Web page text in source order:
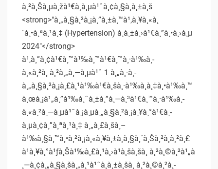
à¸²à¸Šà¸µà¸žà¹€à¸à¸µà¹ˆà¸¢à¸§à¸à¸±à¸š
<strong>"à¸„à¸§à¸²à¸¡à¸”à¸±à¸™à¹‚à¸¥à¸«à¸
´à¸•à¸ªà¸¹à¸‡ (Hypertension) à¸­à¸±à¸›à¹€à¸”à¸•à¸›à¸µ
2024"</strong>
à¹‚à¸”à¸¢à¹€à¸™à¹‰à¸™à¹€à¸™à¸·à¹‰à¸­
à¸«à¸²à¸ à¸²à¸„à¸—à¸µà¹ˆ 1 à¸„à¸·à¸­
à¸„à¸§à¸²à¸¡à¸£à¸¹à¹‰à¹€à¸šà¸·à¹‰à¸­à¸‡à¸•à¹‰à¸™
à¸œà¸¡à¹„à¸”à¹‰à¸ˆà¸±à¸”à¸—à¸³à¹€à¸™à¸·à¹‰à¸­
à¸«à¸²à¸—à¸µà¹ˆà¸¡à¸µà¸„à¸§à¸²à¸¡à¸¥à¸°à¹€à¸­
à¸µà¸¢à¸”à¸ªà¸¹à¸‡ à¸„à¸£à¸šà¸–
à¹‰à¸§à¸™à¸•à¸²à¸¡à¸«à¸¥à¸±à¸à¸§à¸´à¸Šà¸²à¸à¸²à¸£
à¹à¸¥à¸°à¹ƒà¸Šà¹‰à¸£à¸¹à¸›à¹à¸šà¸šà¸ à¸²à¸©à¸²à¹„à
¸—à¸¢à¸„à¸§à¸šà¸„à¸¹à¹ˆà¸à¸±à¸šà¸ à¸²à¸©à¸²à¸­